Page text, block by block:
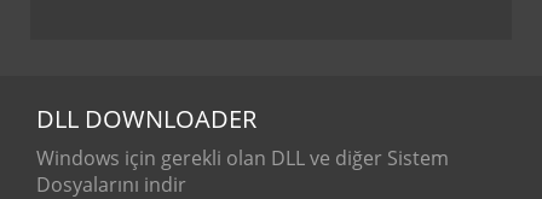
DLL DOWNLOADER
Windows için gerekli olan DLL ve diğer Sistem
Dosyalarını indir